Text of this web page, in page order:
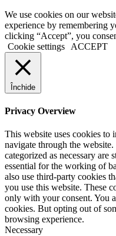
We use cookies on our
experience by remembering
clicking “Accept”, you
Cookie settings
ACCEPT
Închide
Privacy Overview
This website uses cookies
navigate through the
categorized as necessary are
essential for the working of
also use third-party cookies
you use this website. These
only with your consent. You
cookies. But opting out of
browsing experience.
Necessary